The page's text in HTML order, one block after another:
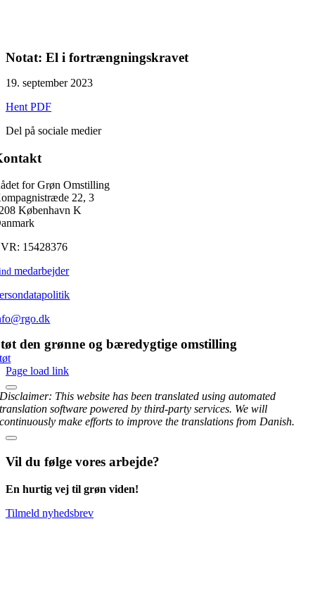
Notat: El i fortrængningskravet
19. september 2023
Hent PDF
Del på sociale medier
for Grøn Omstilling
22, 3
København K
15428376
medarbejder
den grønne og bæredygtige omstilling
Page load link
Disclaimer: This website has been translated using automated
translation software powered by third-party services. We will
continuously make efforts to improve the translations from Danish.
Vil du følge vores arbejde?
En hurtig vej til grøn viden!
Tilmeld nyhedsbrev